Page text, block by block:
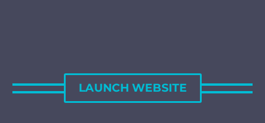
LAUNCH WEBSITE